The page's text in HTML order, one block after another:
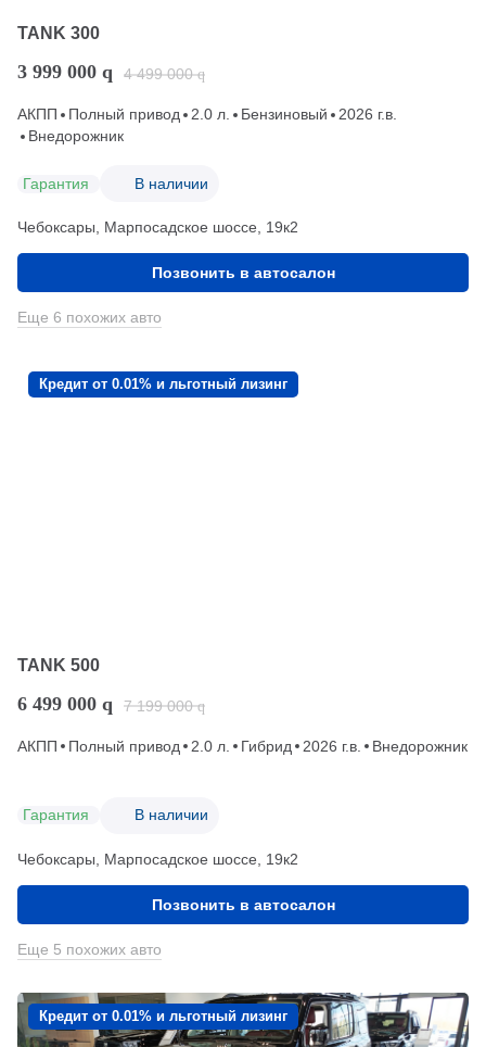
TANK 300
3 999 000 q 4 499 000 q
АКПП Полный привод 2.0 л. Бензиновый
2026 г.в.
Внедорожник
Гарантия В наличии
Чебоксары, Марпосадское шоссе, 19к2
Позвонить в автосалон
Еще 6 похожих авто
Кредит от 0.01% и льготный лизинг
TANK 500
6 499 000 q 7 199 000 q
АКПП Полный привод 2.0 л. Гибрид 2026 г.в. Внедорожник
Гарантия В наличии
Чебоксары, Марпосадское шоссе, 19к2
Позвонить в автосалон
Еще 5 похожих авто
Кредит от 0.01% и льготный лизинг